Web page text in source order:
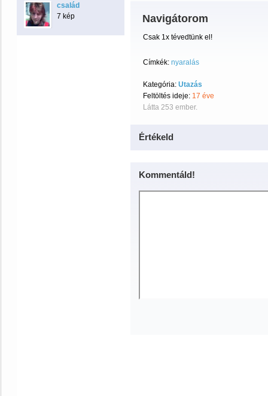
család
7 kép
Navigátorom
Csak 1x tévedtünk el!
Címkék: nyaralás
Kategória: Utazás
Feltöltés ideje: 17 éve
Látta 253 ember.
Értékeld
Kommentáld!